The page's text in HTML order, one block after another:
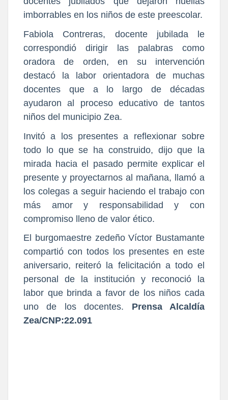
imborrables en los niños de este preescolar.
Fabiola Contreras, docente jubilada le
correspondió dirigir las palabras como
oradora de orden, en su intervención
destacó la labor orientadora de muchas
docentes que a lo largo de décadas
ayudaron al proceso educativo de tantos
niños del municipio Zea.
Invitó a los presentes a reflexionar sobre
todo lo que se ha construido, dijo que la
mirada hacia el pasado permite explicar el
presente y proyectarnos al mañana, llamó a
los colegas a seguir haciendo el trabajo con
más amor y responsabilidad y con
compromiso lleno de valor ético.
El burgomaestre zedeño Víctor Bustamante
compartió con todos los presentes en este
aniversario, reiteró la felicitación a todo el
personal de la institución y reconoció la
labor que brinda a favor de los niños cada
uno de los docentes. Prensa Alcaldía
Zea/CNP:22.091